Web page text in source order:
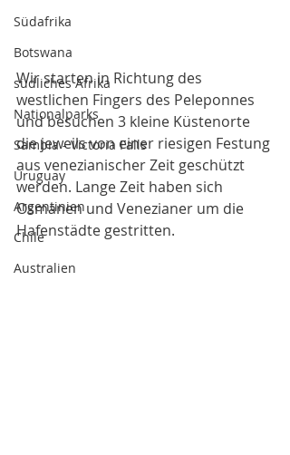
Südafrika
Botswana
südliches Afrika
Nationalparks
Sambia - Victoria Falls
Uruguay
Argentinien
Chile
Australien
Wir starten in Richtung des
westlichen Fingers des Peleponnes
und besuchen 3 kleine Küstenorte
die jeweils von einer riesigen Festung
aus venezianischer Zeit geschützt
werden. Lange Zeit haben sich
Osmanen und Venezianer um die
Hafenstädte gestritten.